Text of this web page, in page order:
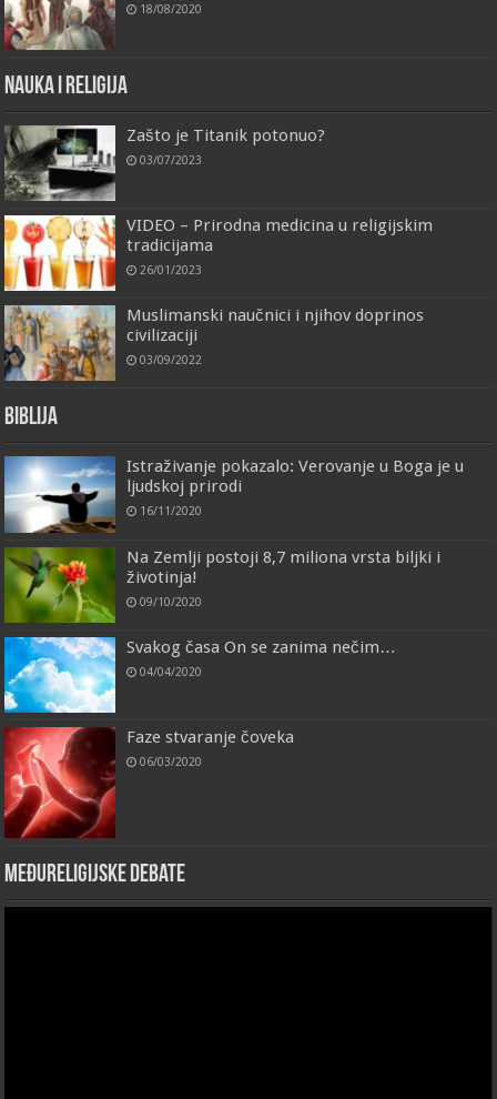
18/08/2020
Nauka i religija
Zašto je Titanik potonuo?
03/07/2023
VIDEO – Prirodna medicina u religijskim
tradicijama
26/01/2023
Muslimanski naučnici i njihov doprinos
civilizaciji
03/09/2022
Biblija
Istraživanje pokazalo: Verovanje u Boga je u
ljudskoj prirodi
16/11/2020
Na Zemlji postoji 8,7 miliona vrsta biljki i
životinja!
09/10/2020
Svakog časa On se zanima nečim…
04/04/2020
Faze stvaranje čoveka
06/03/2020
Međureligijske debate